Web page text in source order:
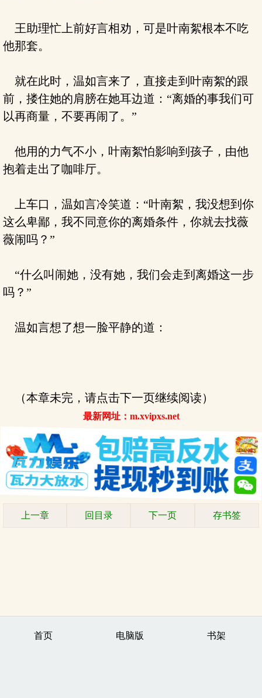
王助理忙上前好言相劝，可是叶南絮根本不吃
他那套。
就在此时，温如言来了，直接走到叶南絮的跟
前，搂住她的肩膀在她耳边道：“离婚的事我们可
以再商量，不要再闹了。”
他用的力气不小，叶南絮怕影响到孩子，由他
抱着走出了咖啡厅。
上车口，温如言冷笑道：“叶南絮，我没想到你
这么卑鄙，我不同意你的离婚条件，你就去找薇
薇闹吗？”
“什么叫闹她，没有她，我们会走到离婚这一步
吗？”
温如言想了想一脸平静的道：
（本章未完，请点击下一页继续阅读）
最新网址：m.xvipxs.net
上一章 回目录 下一页 存书签
首页 电脑版 书架